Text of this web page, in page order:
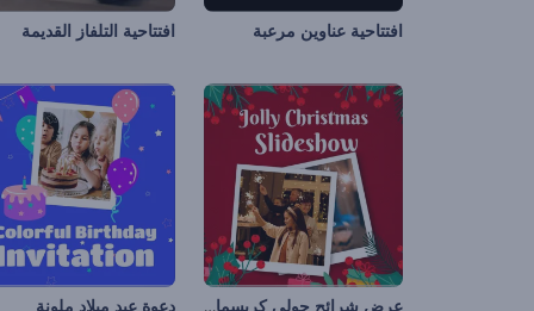
افتتاحية عناوين مرعبة افتتاحية التلفاز القديمة
عرض شرائح جولي كريسماس دعوة عيد ميلاد ملونة